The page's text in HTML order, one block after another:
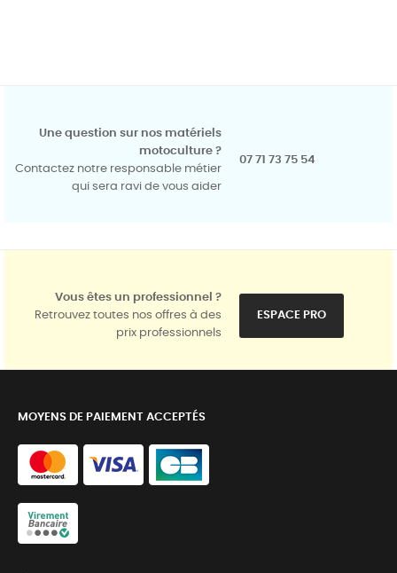
Une question sur nos matériels
motoculture ?
Contactez notre responsable métier
qui sera ravi de vous aider
07 71 73 75 54
Vous êtes un professionnel ?
Retrouvez toutes nos offres à des
prix professionnels
ESPACE PRO
MOYENS DE PAIEMENT ACCEPTÉS